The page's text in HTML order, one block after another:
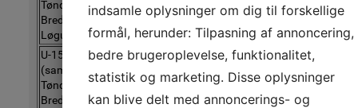
Tønder,
Bredebro og
Løgumkloster)
2009-2010
forskellige
steder
Torben Bonde
U-15 Drenge
(samarb. hold
Tønder,
Bredebro og
2011
Træner
forskellige
steder
August
indsamle oplysninger om dig til forskellige
formål, herunder: Tilpasning af annoncering,
bedre brugeroplevelse, funktionalitet,
statistik og marketing. Disse oplysninger
kan blive delt med annoncerings- og